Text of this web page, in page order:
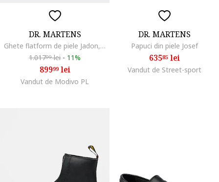
DR. MARTENS
Ghete flatform de piele Jadon, Visiniu
1.01799lei - 11%
89999lei
Vandut de Modivo PL
DR. MARTENS
Papuci din piele Josef
63585lei
Vandut de Street-sport